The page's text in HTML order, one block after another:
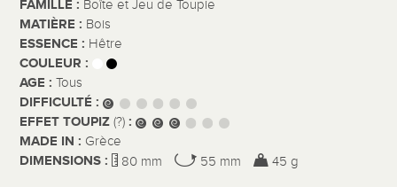
FAMILLE : Boîte et Jeu de Toupie
MATIÈRE : Bois
ESSENCE : Hêtre
COULEUR :
AGE :Tous
DIFFICULTÉ :
EFFET TOUPIZ(?) :
MADE IN : Grèce
DIMENSIONS : 80 mm 55 mm 45 g